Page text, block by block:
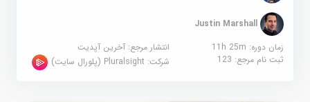
Justin Marshall
زمان دوره: 11h 25m
انتشار مرجع:آخرین آپدیت
ثبت نام مرجع:123 شرکت:Pluralsight (پلورال سایت)